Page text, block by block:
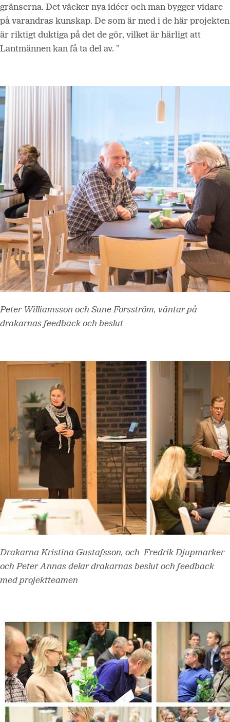
gränserna. Det väcker nya idéer och man bygger vidare
på varandras kunskap. De som är med i de här projekten
är riktigt duktiga på det de gör, vilket är härligt att
Lantmännen kan få ta del av. ”
Peter Williamsson och Sune Forsström, väntar på
drakarnas feedback och beslut
Drakarna Kristina Gustafsson, och Fredrik Djupmarker
och Peter Annas delar drakarnas beslut och feedback
med projektteamen